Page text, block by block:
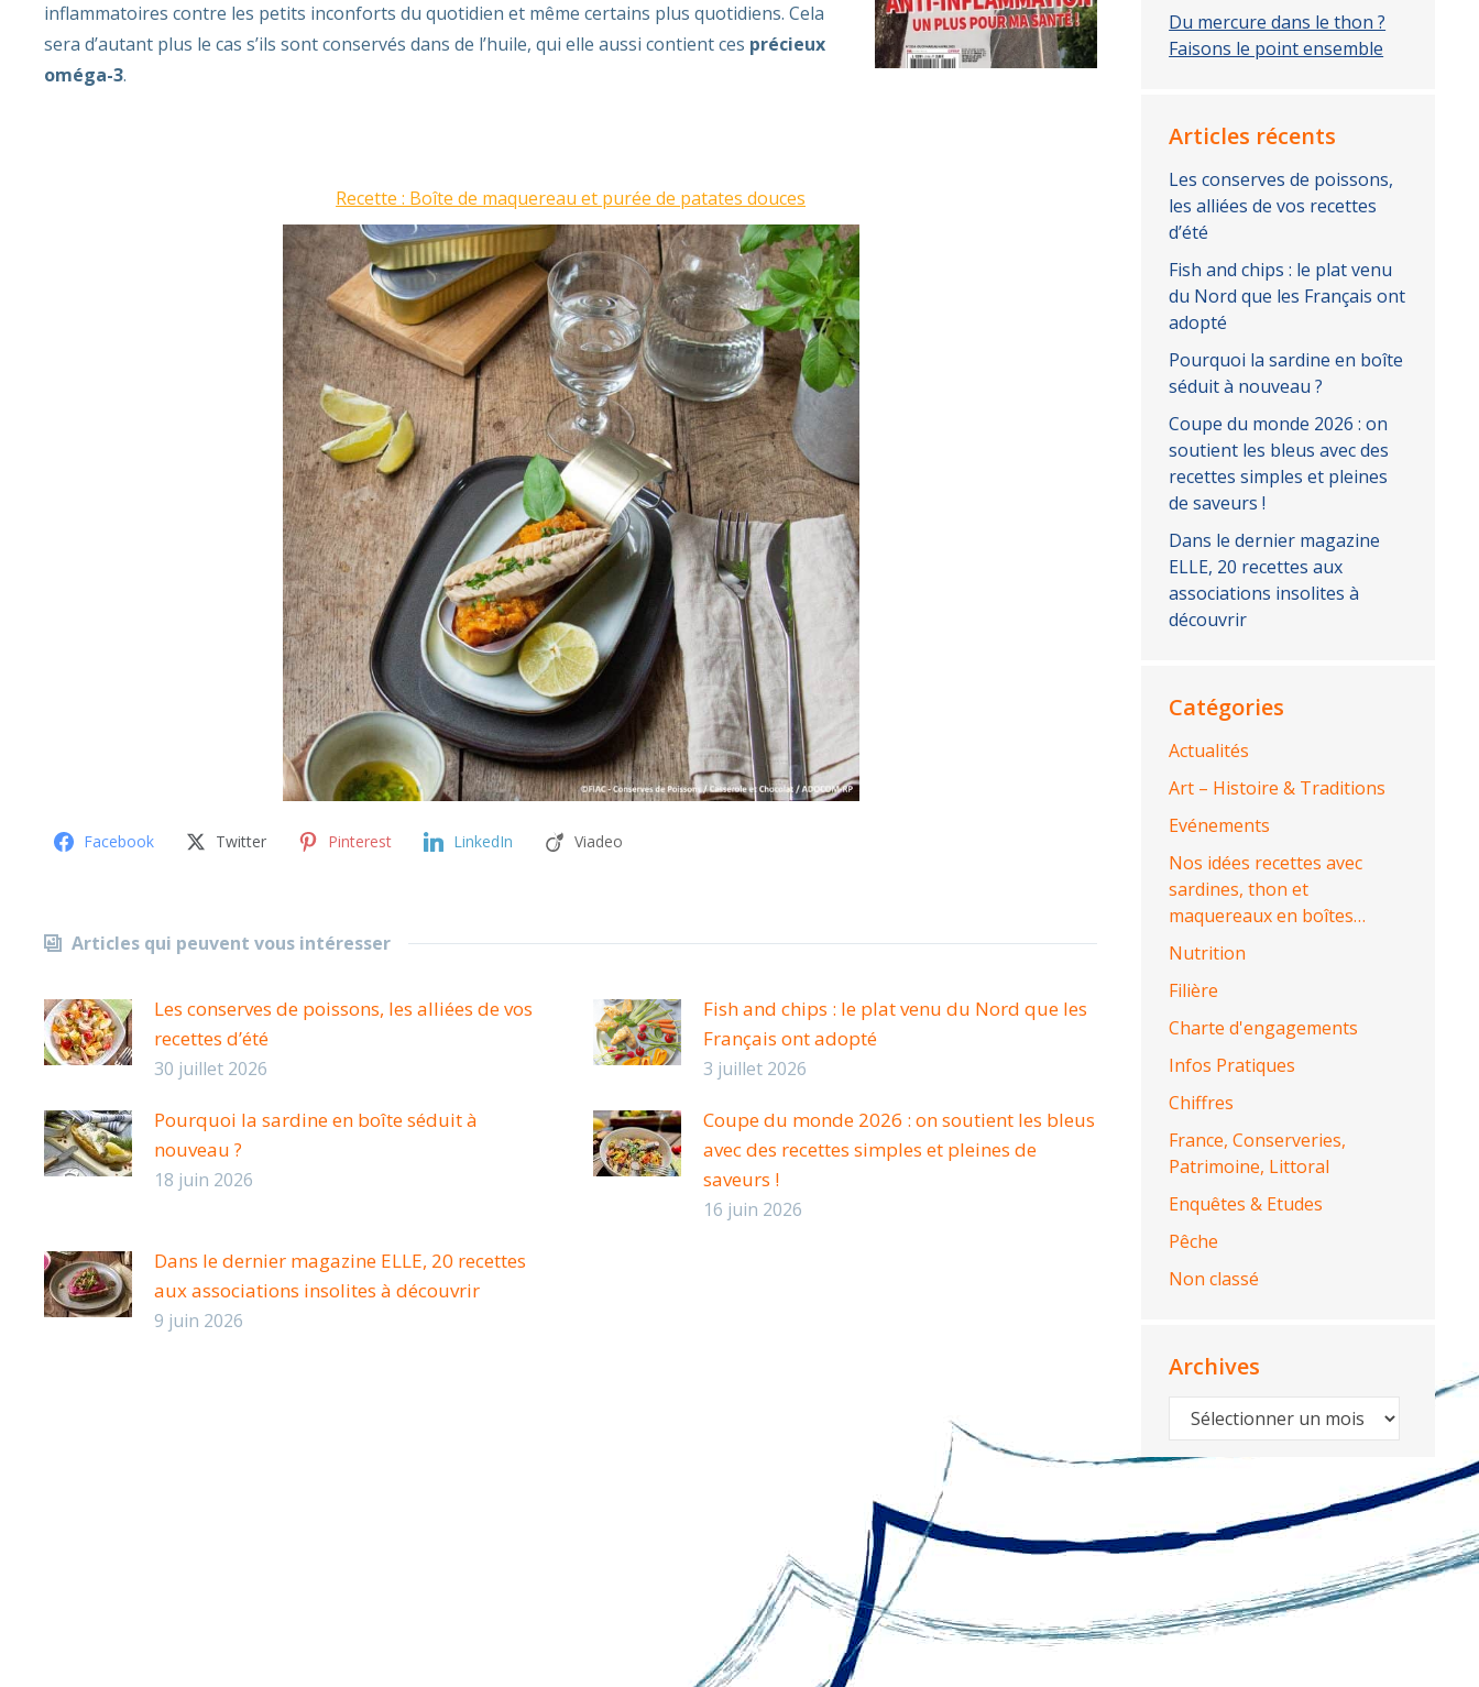
inflammatoires contre les petits inconforts du quotidien et même certains plus quotidiens. Cela
sera d’autant plus le cas s’ils sont conservés dans de l’huile, qui elle aussi contient ces précieux
oméga-3.
Recette : Boîte de maquereau et purée de patates douces
Facebook Twitter Pinterest LinkedIn Viadeo
Articles qui peuvent vous intéresser
Les conserves de poissons, les alliées de vos
recettes d’été
30 juillet 2026
Fish and chips : le plat venu du Nord que les
Français ont adopté
3 juillet 2026
Pourquoi la sardine en boîte séduit à
nouveau ?
18 juin 2026
Coupe du monde 2026 : on soutient les bleus
avec des recettes simples et pleines de
saveurs !
16 juin 2026
Dans le dernier magazine ELLE, 20 recettes
aux associations insolites à découvrir
9 juin 2026
Du mercure dans le thon ?
Faisons le point ensemble
Articles récents
Les conserves de poissons,
les alliées de vos recettes
d’été
Fish and chips : le plat venu
du Nord que les Français ont
adopté
Pourquoi la sardine en boîte
séduit à nouveau ?
Coupe du monde 2026 : on
soutient les bleus avec des
recettes simples et pleines
de saveurs !
Dans le dernier magazine
ELLE, 20 recettes aux
associations insolites à
découvrir
Catégories
Actualités
Art – Histoire & Traditions
Evénements
Nos idées recettes avec
sardines, thon et
maquereaux en boîtes…
Nutrition
Filière
Charte d'engagements
Infos Pratiques
Chiffres
France, Conserveries,
Patrimoine, Littoral
Enquêtes & Etudes
Pêche
Non classé
Archives
Archives